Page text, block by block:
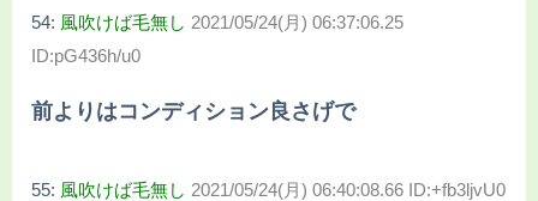
54: 風吹けば毛無し 2021/05/24(月) 06:37:06.25
ID:pG436h/u0
前よりはコンディション良さげで
55: 風吹けば毛無し 2021/05/24(月) 06:40:08.66 ID:+fb3ljvU0